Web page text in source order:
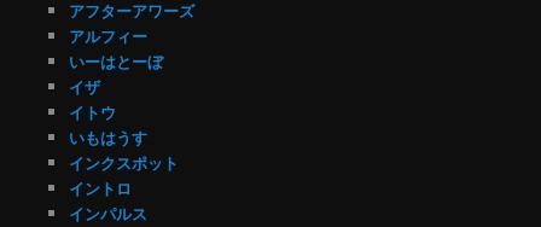
アフターアワーズ
アルフィー
いーはとーぼ
イザ
イトウ
いもはうす
インクスポット
イントロ
インパルス